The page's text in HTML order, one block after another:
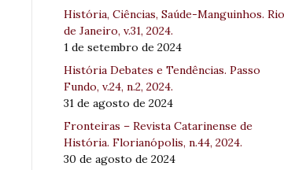
História, Ciências, Saúde-Manguinhos. Rio
de Janeiro, v.31, 2024.
1 de setembro de 2024
História Debates e Tendências. Passo
Fundo, v.24, n.2, 2024.
31 de agosto de 2024
Fronteiras – Revista Catarinense de
História. Florianópolis, n.44, 2024.
30 de agosto de 2024